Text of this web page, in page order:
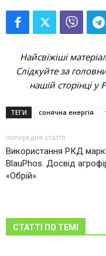
Найсвіжіші
Слідкуйте за
нашій сторінці у
ТЕГИ сонячна енергія
попередня стаття
Використання РКД
BlauPhos. Досвід
«Обрій»
СТАТТІ ПО ТЕМІ